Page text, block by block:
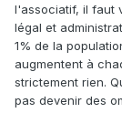
l'associatif, il faut
légal et
1% de la
augmentent à
strictement rien.
pas devenir des